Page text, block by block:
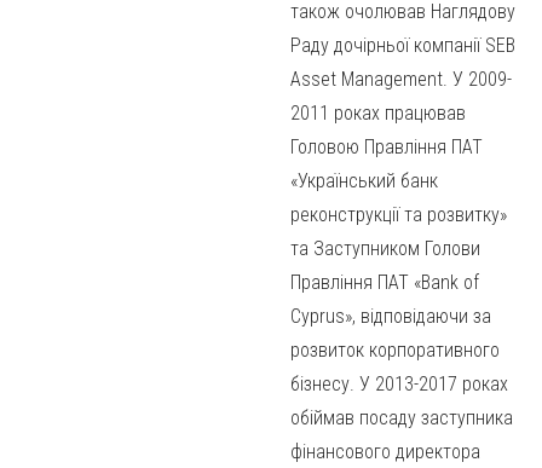
також очолював Наглядову
Раду дочірньої компанії SEB
Asset Management. У 2009-
2011 роках працював
Головою Правління ПАТ
«Український банк
реконструкції та розвитку»
та Заступником Голови
Правління ПАТ «Bank of
Cyprus», відповідаючи за
розвиток корпоративного
бізнесу. У 2013-2017 роках
обіймав посаду заступника
фінансового директора